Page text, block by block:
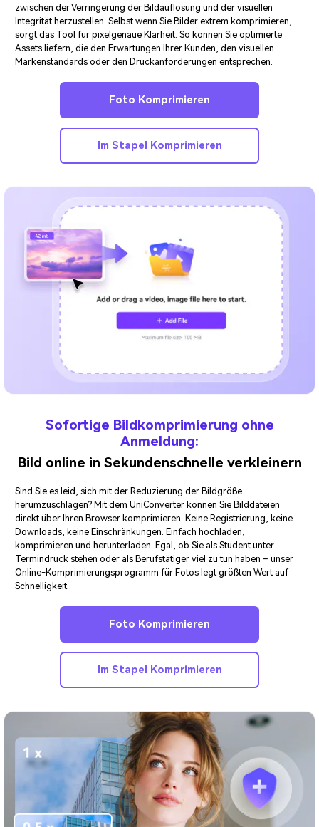
zwischen der Verringerung der Bildauflösung und der visuellen
Integrität herzustellen. Selbst wenn Sie Bilder extrem komprimieren,
sorgt das Tool für pixelgenaue Klarheit. So können Sie optimierte
Assets liefern, die den Erwartungen Ihrer Kunden, den visuellen
Markenstandards oder den Druckanforderungen entsprechen.
Foto Komprimieren
Im Stapel Komprimieren
Sofortige Bildkomprimierung ohne
Anmeldung:
Bild online in Sekundenschnelle verkleinern
Sind Sie es leid, sich mit der Reduzierung der Bildgröße
herumzuschlagen? Mit dem UniConverter können Sie Bilddateien
direkt über Ihren Browser komprimieren. Keine Registrierung, keine
Downloads, keine Einschränkungen. Einfach hochladen,
komprimieren und herunterladen. Egal, ob Sie als Student unter
Termindruck stehen oder als Berufstätiger viel zu tun haben – unser
Online-Komprimierungsprogramm für Fotos legt größten Wert auf
Schnelligkeit.
Foto Komprimieren
Im Stapel Komprimieren